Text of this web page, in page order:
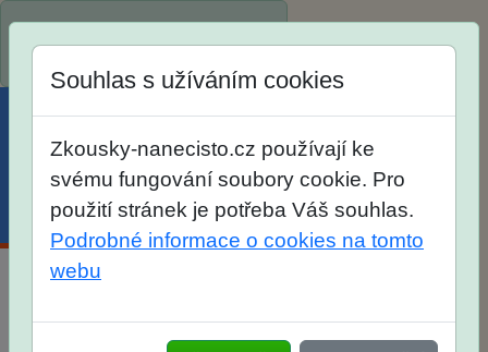
Menu Účet Košík
Souhlas s užíváním cookies
Zkousky-nanecisto.cz používají ke
svému fungování soubory cookie. Pro
použití stránek je potřeba Váš souhlas.
Podrobné informace o cookies na tomto
webu